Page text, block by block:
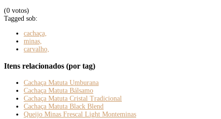
(0 votos)
Tagged sob:
cachaça,
minas,
carvalho,
Itens relacionados (por tag)
Cachaça Matuta Umburana
Cachaça Matuta Bálsamo
Cachaça Matuta Cristal Tradicional
Cachaça Matuta Black Blend
Queijo Minas Frescal Light Monteminas